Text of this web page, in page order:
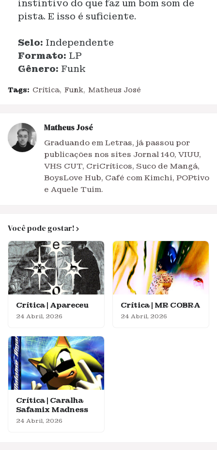
instintivo do que faz um bom som de
pista. E isso é suficiente.
Selo: Independente
Formato: LP
Gênero: Funk
Tags: Crítica Funk Matheus José
Matheus José
Graduando em Letras, já passou por
publicações nos sites Jornal 140, VIUU,
VHS CUT, CriCríticos, Suco de Mangá,
BoysLove Hub, Café com Kimchi, POPtivo
e Aquele Tuim.
Você pode gostar!
Crítica | Apareceu
24 Abril, 2026
Crítica | MR COBRA
24 Abril, 2026
Crítica | Caralha
Safamix Madness
24 Abril, 2026